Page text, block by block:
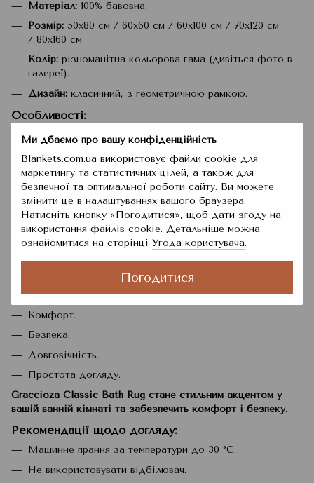
Ми дбаємо про вашу конфіденційність
Blankets.com.ua використовує файли cookie для
маркетингу та статистичних цілей, а також для
безпечної та оптимальної роботи сайту. Ви можете
змінити це в налаштуваннях вашого браузера.
Натисніть кнопку «Погодитися», щоб дати згоду на
використання файлів cookie. Детальніше можна
ознайомитися на сторінці Угода користувача.
Погодитися
Матеріал: 100% бавовна.
Розмір: 50x80 см / 60x60 см / 60x100 см / 70x120 см
/ 80x160 см
Колір: різноманітна кольорова гама (дивіться фото в
галереї).
Дизайн: класичний, з геометричною рамкою.
Особливості:
М'який та приємний на дотик.
Добре вбирає вологу.
Не ковзає на вологих поверхнях.
Легко миється і швидко сохне.
Підходить для прання.
Довговічний і зберігає свій первісний вигляд.
Практичність.
Комфорт.
Безпека.
Довговічність.
Простота догляду.
Graccioza Classic Bath Rug стане стильним акцентом у
вашій ванній кімнаті та забезпечить комфорт і безпеку.
Рекомендації щодо догляду:
Машинне прання за температури до 30 °C.
Не використовувати відбілювач.